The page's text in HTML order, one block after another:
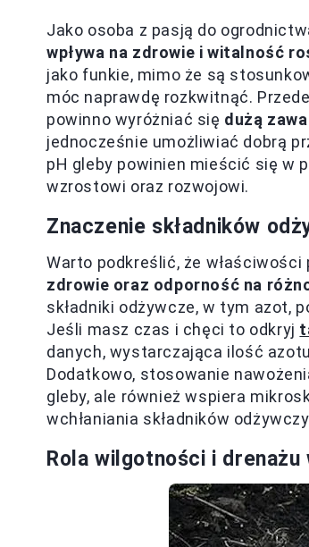
Jako osoba z pasją do
wpływa na zdrowie i witalność
jako funkie, mimo że są
móc naprawdę rozkwitnąć.
powinno wyróżniać się dużą
jednocześnie umożliwiać dobrą
pH gleby powinien mieścić się w
wzrostowi oraz rozwojowi.
Znaczenie składników
Warto podkreślić, że właściwości
zdrowie oraz odporność na
składniki odżywcze, w tym azot,
Jeśli masz czas i chęci to odkryj
danych, wystarczająca ilość
Dodatkowo, stosowanie
gleby, ale również wspiera
wchłaniania składników
Rola wilgotności i